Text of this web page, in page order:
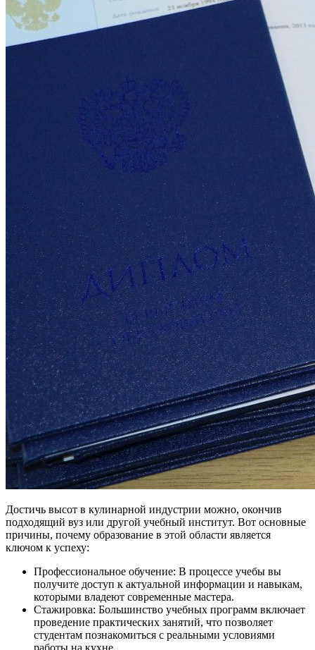
Достичь высот в кулинарной индустрии можно, окончив
подходящий вуз или другой учебный институт. Вот основные
причины, почему образование в этой области является
ключом к успеху:
Профессиональное обучение: В процессе учебы вы
получите доступ к актуальной информации и навыкам,
которыми владеют современные мастера.
Стажировка: Большинство учебных программ включает
проведение практических занятий, что позволяет
студентам познакомиться с реальными условиями
работы на кухне.